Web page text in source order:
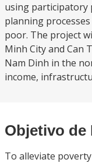
using participatory
planning
poor. The project
Minh City and Can
Nam Dinh in the
income,
Objetivo de
To alleviate